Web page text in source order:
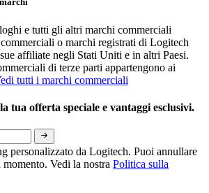
e tutti gli altri marchi commerciali
o marchi registrati di Logitech
affiliate negli Stati Uniti e in altri Paesi.
di terze parti appartengono ai
tutti i marchi commerciali
tua offerta speciale e vantaggi esclusivi.
personalizzato da Logitech. Puoi annullare
Vedi la nostra Politica sulla